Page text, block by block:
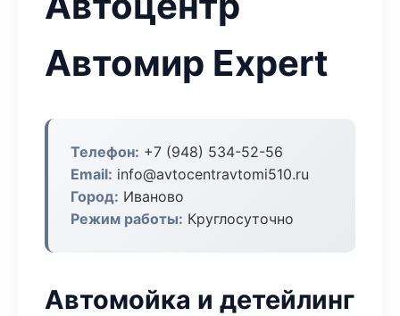
Автомир Expert
Телефон: +7 (948) 534-52-56
Email: info@avtocentravtomi510.ru
Город: Иваново
Режим работы: Круглосуточно
Автомойка и детейлинг